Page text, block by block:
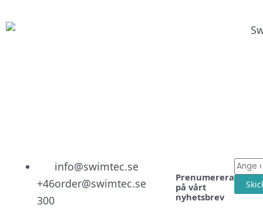
+46
300
info@swimtec.se
order@swimtec.se
Prenumerera
på vårt
nyhetsbrev
E-
post